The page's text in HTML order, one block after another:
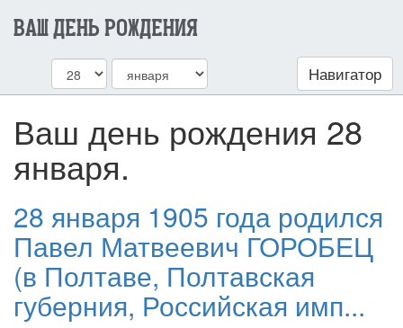
ВАШ ДЕНЬ РОЖДЕНИЯ
Навигатор
Ваш день рождения 28
января.
28 января 1905 года родился
Павел Матвеевич ГОРОБЕЦ
(в Полтаве, Полтавская
губерния, Российская имп...